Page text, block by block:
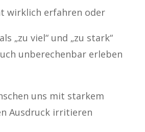
wirklich erfahren oder
„zu viel“ und „zu stark“
unberechenbar erleben
uns mit starkem
Ausdruck irritieren